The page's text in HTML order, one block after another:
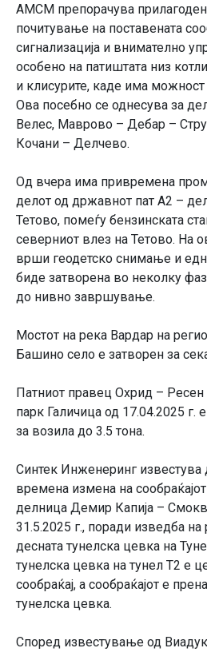
АМСМ препорачува
почитување на поставената
сигнализација и внимателно
особено на патиштата низ
и клисурите, каде има можност
Ова посебно се однесува за
Велес, Маврово – Дебар –
Кочани – Делчево.
Од вчера има привремена
делот од државнот пат А2 –
Тетово, помеѓу бензинската
северниот влез на Тетово. На
врши геодетско снимање и
биде затворена во неколку
до нивно завршување.
Мостот на река Вардар на
Башино село е затворен за
Патниот правец Охрид – Ресен
парк Галичица од 17.04.2025 г.
за возила до 3.5 тона.
Синтек Инженеринг известува
времена измена на
делница Демир Капија –
31.5.2025 г., поради изведба на
десната тунелска цевка на
тунелска цевка на тунел Т2 е
сообраќај, а сообраќајот е
тунелска цевка.
Според известување од